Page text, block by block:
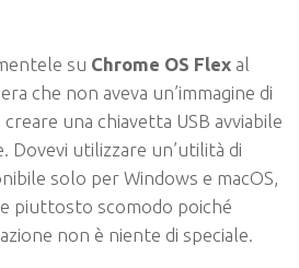
su Chrome OS Flex al
che non aveva un’immagine di
una chiavetta USB avviabile
Dovevi utilizzare un’utilità di
solo per Windows e macOS,
piuttosto scomodo poiché
non è niente di speciale.